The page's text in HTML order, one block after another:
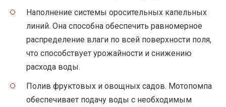
Наполнение системы оросительных капельных
линий. Она способна обеспечить равномерное
распределение влаги по всей поверхности поля,
что способствует урожайности и снижению
расхода воды.
Полив фруктовых и овощных садов. Мотопомпа
обеспечивает подачу воды с необходимым